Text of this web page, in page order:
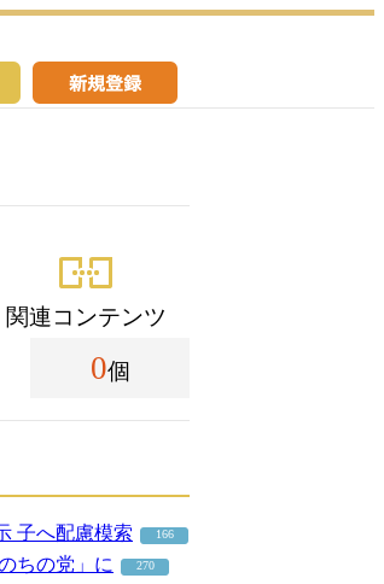
関連コンテンツ
0個
子へ配慮模索 166
ちの党」に 270